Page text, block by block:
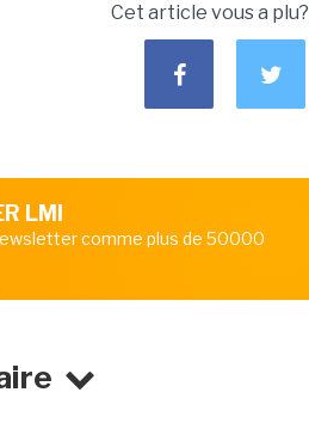
Cet article vous a plu?
LMI
comme plus de 50000